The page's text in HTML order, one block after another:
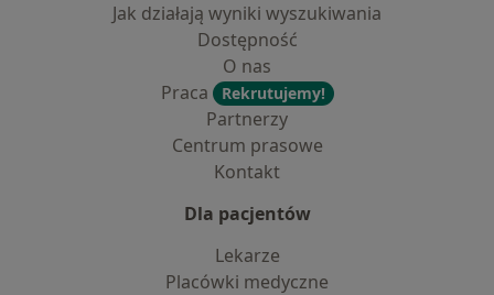
Jak działają wyniki wyszukiwania
Dostępność
O nas
Praca
Rekrutujemy!
Partnerzy
Centrum prasowe
Kontakt
Dla pacjentów
Lekarze
Placówki medyczne